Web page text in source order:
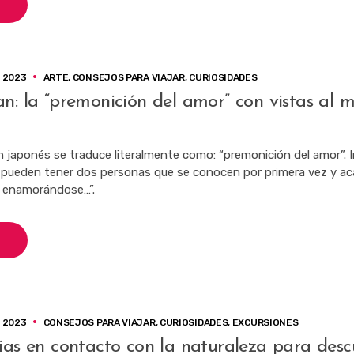
2023 ARTE, CONSEJOS PARA VIAJAR, CURIOSIDADES
la “premonición del amor” con vistas al
japonés se traduce literalmente como: “premonición del amor”.
tener dos personas que se conocen por primera vez y
2023 CONSEJOS PARA VIAJAR, CURIOSIDADES, EXCURSIONES
en contacto con la naturaleza para